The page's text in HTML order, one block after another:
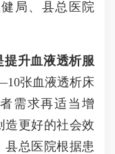
局、县总医院
提升血液透析服
张血液透析床
需求再适当增
造更好的社会效
县总医院根据患